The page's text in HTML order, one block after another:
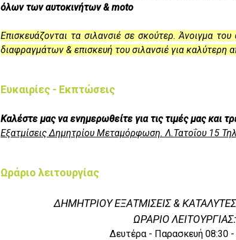
όλων των αυτοκινήτων & moto
Επισκευάζονται τα σιλανσιέ σε σκούτερ. Άνοιγμα
διαφραγμάτων & επισκευή του σιλανσιέ για καλύτερη
Ευκαιρίες - Εκπτώσεις
Καλέστε μας να ενημερωθείτε για τις τιμές μας και
Εξατμίσεις Δημητρίου Μεταμόρφωση. Λ.Τατοΐου 15
Ωράριο λειτουργίας
ΔΗΜΗΤΡΙΟΥ ΕΞΑΤΜΙΣΕΙΣ &
ΩΡΑΡΙΟ ΛΕΙΤΟΥΡΓΙΑΣ:
Δευτέρα - Παρασκευή 08:30 -